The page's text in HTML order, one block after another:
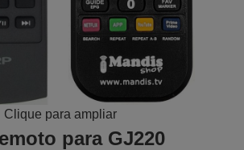
Clique para ampliar
para GJ220